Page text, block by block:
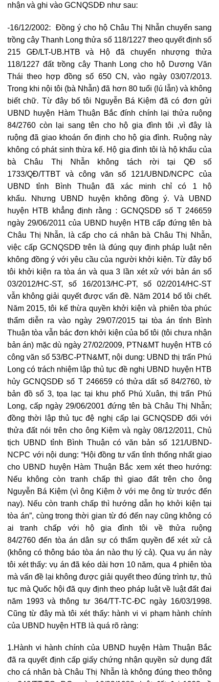
nhận và ghi vào GCNQSDĐ như sau:
-16/12/2002: Đồng ý cho hộ Châu Thị Nhẫn chuyển sang
trồng cây Thanh Long thửa số 118/1227 theo quyết định số
215 GĐ/LT-UB.HTB và Hộ đã chuyển nhượng thửa
118/1227 đất trồng cây Thanh Long cho hộ Dương Văn
Thái theo hợp đồng số 650 CN, vào ngày 03/07/2013.
Trong khi nội tôi (bà Nhẫn) đã hơn 80 tuổi (lú lẫn) và không
biết chữ. Từ đây bố tôi Nguyễn Bá Kiệm đã có đơn gửi
UBND huyện Hàm Thuận Bắc đính chính lại thửa ruộng
84/2760 còn lại sang tên cho hộ gia đình tôi ,vì đây là
ruộng đã giao khoán ổn định cho hộ gia đình. Ruộng này
không có phát sinh thừa kế. Hộ gia đình tôi là hộ khẩu của
bà Châu Thị Nhẫn không tách rời tại QĐ số
1733/QĐ/TTBT và công văn số 121/UBND/NCPC của
UBND tỉnh Bình Thuận đã xác minh chỉ có 1 hộ
khẩu. Nhưng UBND huyện không đồng ý. Và UBND
huyện HTB khẳng định rằng : GCNQSDĐ số T 246659
ngày 29/06/2011 của UBND huyện HTB cấp đứng tên bà
Châu Thị Nhẫn, là cấp cho cá nhân bà Châu Thị Nhẫn,
việc cấp GCNQSDĐ trên là đúng quy định pháp luật nên
không đồng ý với yêu cầu của người khởi kiện. Từ đây bố
tôi khởi kiện ra tòa án và qua 3 lần xét xử với bản án số
03/2012/HC-ST, số 16/2013/HC-PT, số 02/2014/HC-ST
vẫn không giải quyết được vấn đề. Năm 2014 bố tôi chết.
Năm 2015, tôi kế thừa quyền khởi kiện và phiên tòa phúc
thẩm diễn ra vào ngày 29/07/2015 tại tòa án tỉnh Bình
Thuận tòa vẫn bác đơn khởi kiện của bố tôi (tôi chưa nhận
bản án) mặc dù ngày 27/02/2009, PTN&MT huyện HTB có
công văn số 53/BC-PTN&MT, nội dung: UBND thị trấn Phú
Long có trách nhiệm lập thủ tục đề nghị UBND huyện HTB
hủy GCNQSDĐ số T 246659 có thửa dất số 84/2760, tờ
bản đồ số 3, tọa lạc tại khu phố Phú Xuân, thị trấn Phú
Long, cấp ngày 29/06/2001 đứng tên bà Châu Thị Nhẫn;
đồng thời lập thủ tục đệ nghị cấp lại GCNQSDĐ đối với
thửa đất nói trên cho ông Kiệm và ngày 08/12/2011, Chủ
tịch UBND tỉnh Bình Thuận có văn bản số 121/UBND-
NCPC với nội dung: “Hội đồng tư vấn tỉnh thống nhất giao
cho UBND huyện Hàm Thuận Bắc xem xét theo hướng:
Nếu không còn tranh chấp thì giao đất trên cho ông
Nguyễn Bá Kiệm (vì ông Kiệm ở với mẹ ông từ trước đến
nay). Nếu còn tranh chấp thì hướng dẫn họ khởi kiện tại
tòa án”, cùng trong thời gian từ đó đến nay cũng không có
ai tranh chấp với hộ gia đình tôi về thửa ruộng
84/2760 đến tòa án dân sự có thẩm quyền để xét xử cả
(không có thông báo tòa án nào thụ lý cả). Qua vụ án này
tôi xét thấy: vụ án đã kéo dài hơn 10 năm, qua 4 phiên tòa
mà vấn đề lại không được giải quyết theo đúng trình tự, thủ
tục mà Quốc hội đã quy định theo pháp luật về luật đất đai
năm 1993 và thông tư 364/TT-TC-ĐC ngày 16/03/1998.
Cũng từ đây mà tôi xét thấy: hành vi vi phạm hành chính
của UBND huyện HTB là quá rõ ràng:
1.Hành vi hành chính của UBND huyện Hàm Thuận Bắc
đã ra quyết định cấp giấy chứng nhận quyền sử dụng đất
cho cá nhân bà Châu Thị Nhẫn là không đúng theo thông